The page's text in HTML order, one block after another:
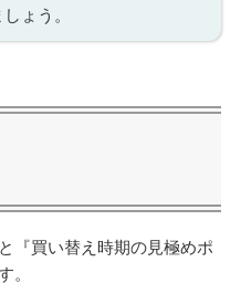
ょう。
『買い替え時期の見極めポ
。